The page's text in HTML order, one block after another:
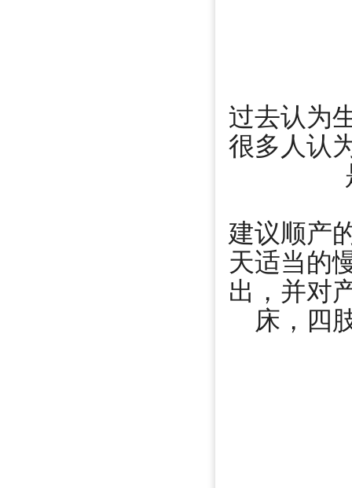
过去认为
很多人认
建议顺产
天适当的
出，并对
床，四